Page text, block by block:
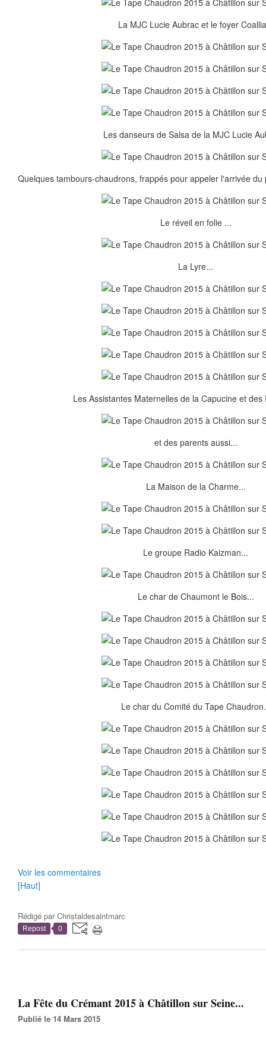
La MJC Lucie Aubrac et le foyer
Les danseurs de Salsa de la MJC Lucie
Quelques tambours-chaudrons, frappés pour appeler l'arrivée du
Le réveil en folie ...
La Lyre...
Les Assistantes Maternelles de la Capucine et des
et des parents aussi...
La Maison de la Charme...
Le groupe Radio Kaizman...
Le char de Chaumont le Bois...
Le char du Comité du Tape
Voir les commentaires
[Haut]
Rédigé parChristaldesaintmarc
Repost 0
La Fête du Crémant 2015 à Châtillon sur Seine...
Publié le 14 Mars 2015